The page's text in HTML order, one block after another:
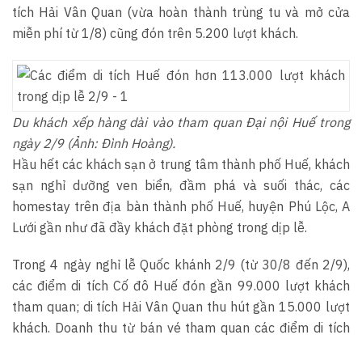
tích Hải Vân Quan (vừa hoàn thành trùng tu và mở cửa
miễn phí từ 1/8) cũng đón trên 5.200 lượt khách.
Du khách xếp hàng dài vào tham quan Đại nội Huế trong
ngày 2/9 (Ảnh: Đình Hoàng).
Hầu hết các khách sạn ở trung tâm thành phố Huế, khách
sạn nghỉ dưỡng ven biển, đầm phá và suối thác, các
homestay trên địa bàn thành phố Huế, huyện Phú Lộc, A
Lưới gần như đã đầy khách đặt phòng trong dịp lễ.
Trong 4 ngày nghỉ lễ Quốc khánh 2/9 (từ 30/8 đến 2/9),
các điểm di tích Cố đô Huế đón gần 99.000 lượt khách
tham quan; di tích Hải Vân Quan thu hút gần 15.000 lượt
khách. Doanh thu từ bán vé tham quan các điểm di tích